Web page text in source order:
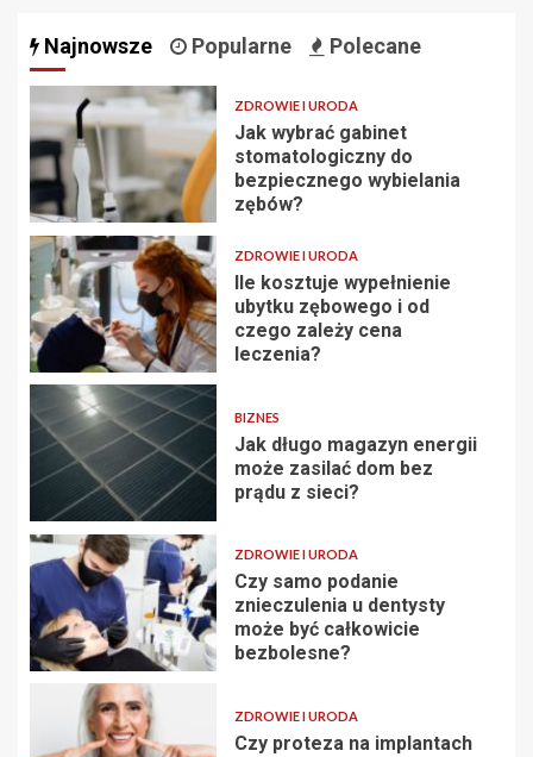
Najnowsze Popularne Polecane
ZDROWIE I URODA
Jak wybrać gabinet
stomatologiczny do
bezpiecznego wybielania
zębów?
ZDROWIE I URODA
Ile kosztuje wypełnienie
ubytku zębowego i od
czego zależy cena
leczenia?
BIZNES
Jak długo magazyn energii
może zasilać dom bez
prądu z sieci?
ZDROWIE I URODA
Czy samo podanie
znieczulenia u dentysty
może być całkowicie
bezbolesne?
ZDROWIE I URODA
Czy proteza na implantach